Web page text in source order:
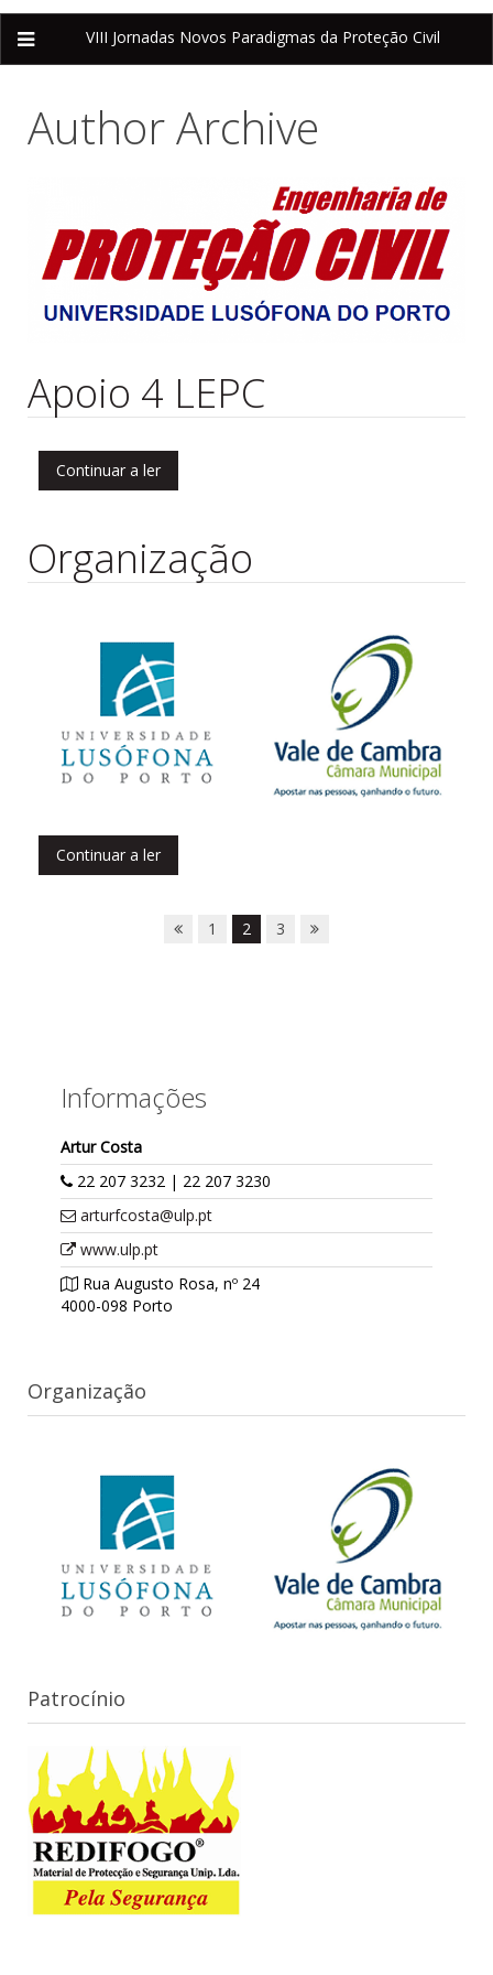
VIII Jornadas Novos Paradigmas da Proteção Civil
Author Archive
Apoio 4 LEPC
Continuar a ler
Organização
Continuar a ler
1 2 3
Informações
Artur Costa
22 207 3232 | 22 207 3230
arturfcosta@ulp.pt
www.ulp.pt
Rua Augusto Rosa, nº 24
4000-098 Porto
Organização
Patrocínio